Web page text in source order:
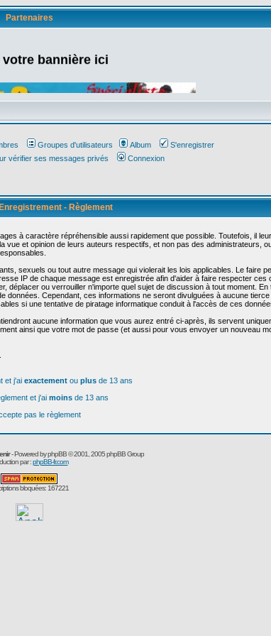
Partenaires
bannière ici
Groupes d'utilisateurs Album
S'enregistrer
vérifier ses messages privés Connexion
- Règlement
à caractère répréhensible aussi rapidement que possible. Toutefois, il
et opinion de leurs auteurs respectifs, et non pas des administrateurs,
sexuels ou tout autre message qui violerait les lois applicables. Le faire
IP de chaque message est enregistrée afin d'aider à faire respecter ces
déplacer ou verrouiller n'importe quel sujet de discussion à tout moment.
Cependant, ces informations ne seront divulguées à aucune
si une tentative de piratage informatique conduit à l'accès de ces
aucune information que vous aurez entré ci-après, ils servent
ainsi que votre mot de passe (et aussi pour vous envoyer un nouveau
et j'ai exactement ou plus de 13 ans
et j'ai moinsde 13 ans
pas le règlement
- Powered byphpBB© 2001, 2005 phpBB Group
par :phpBB-fr.com
bloquées: 167221